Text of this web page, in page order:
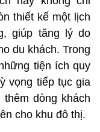
thiết kế một lịch
giúp tăng lý do
du khách. Trong
tiện ích quy
vọng tiếp tục gia
dòng khách
cho khu đô thị.